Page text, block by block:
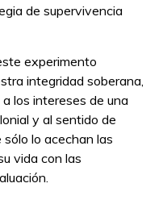
de supervivencia
experimento
integridad soberana,
los intereses de una
y al sentido de
lo acechan las
vida con las